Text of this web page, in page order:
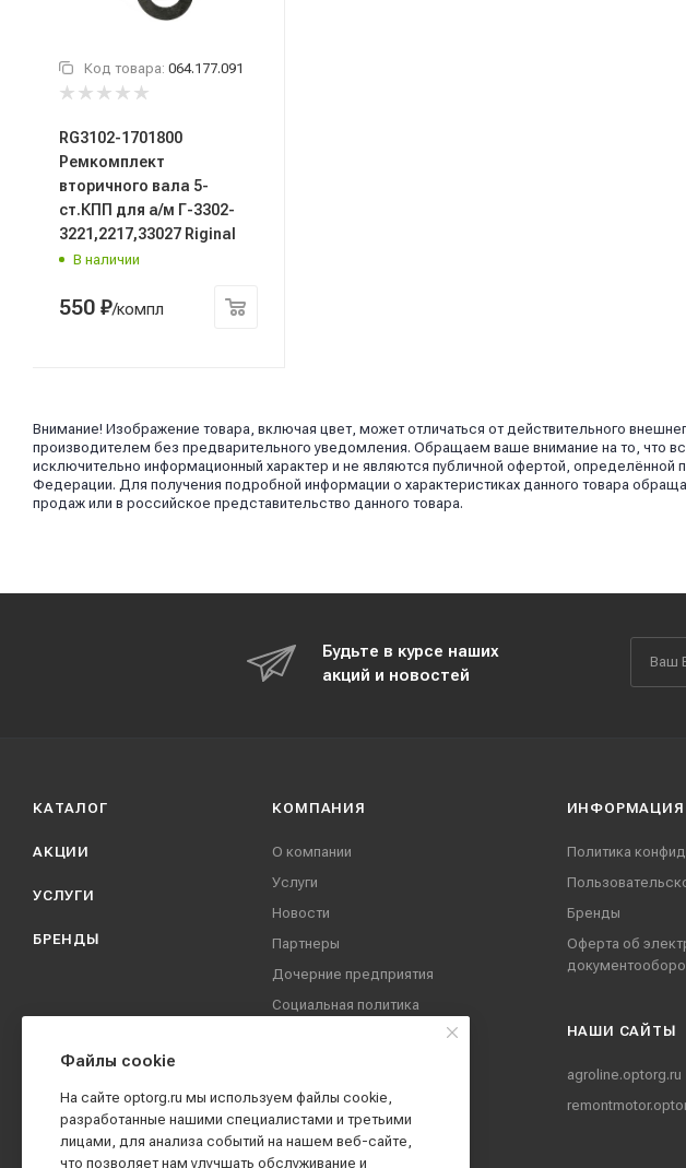
Код товара: 064.177.091
RG3102-1701800
Ремкомплект
вторичного вала 5-
ст.КПП для а/м Г-3302-
3221,2217,33027 Riginal
В наличии
550 ₽/компл
Внимание! Изображение товара, включая цвет, может отличаться от действительного
производителем без предварительного уведомления. Обращаем ваше внимание на то, что
исключительно информационный характер и не являются публичной офертой, определённой
Федерации. Для получения подробной информации о характеристиках данного товара
продаж или в российское представительство данного товара.
Будьте в курсе наших
акций и новостей
КАТАЛОГ
АКЦИИ
УСЛУГИ
БРЕНДЫ
КОМПАНИЯ
О компании
Услуги
Новости
Партнеры
Дочерние предприятия
Социальная политика
Вакансии
Реквизиты
Контакты
ИНФОРМАЦИЯ
Политика
Бренды
Оферта об
НАШИ CАЙТЫ
agroline.optorg.ru
Файлы cookie
На сайте optorg.ru мы используем файлы cookie,
разработанные нашими специалистами и третьими
лицами, для анализа событий на нашем веб-сайте,
что позволяет нам улучшать обслуживание и